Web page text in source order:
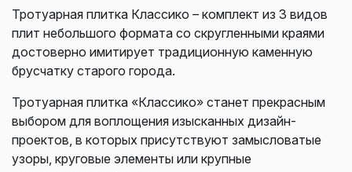
Тротуарная плитка Классико – комплект из 3 видов
плит небольшого формата со скругленными краями
достоверно имитирует традиционную каменную
брусчатку старого города.
Тротуарная плитка «Классико» станет прекрасным
выбором для воплощения изысканных дизайн-
проектов, в которых присутствуют замысловатые
узоры, круговые элементы или крупные